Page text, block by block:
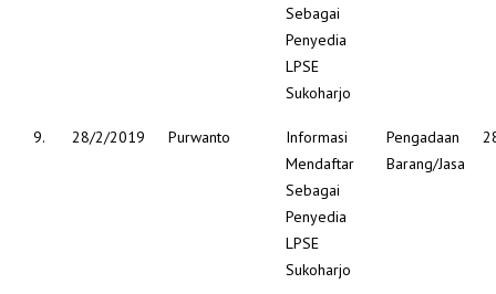
Sebagai
Penyedia
LPSE
Sukoharjo
9. 28/2/2019 Purwanto
Informasi
Mendaftar
Sebagai
Penyedia
LPSE
Sukoharjo
Pengadaan
Barang/Jasa